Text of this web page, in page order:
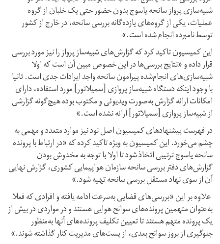
شبیه‌سازی پرواز سانحه یاسوج بدون حضور حتی یک خلبان از گروه
عملیات، یکی از گروه‌های یازده‌گانه بررسی سانحه، در خارج از کشور
توسط نامبرده انجام شده است.»
این کمیسیون تاکید کرد که گزارش‌های شبیه‌ساز پرواز را نیز مورد بررسی
قرار داده و «نتایج بررسی‌ها در این خصوص مبین آن است که اولا
شبیه‌سازی‌های انجام‌شده پیرامون سانحه واجد ایرادات جدی است. ثانیا
با وجود اینکه دستگاه شبیه‌ساز پروازی [سمیلاتور] مورد استفاده، دارای
امکانات ارائه گزارش به‌صورت ویدیوئی و مکتوب بوده هیچ‌گونه گزارشی
از شبیه‌ساز پروازی [سمیلاتور] ارائه نشده است.»
در فهرست پیشنهادهای کمیسیون اصل نود نیز موارد متعدد و مهمی به
چشم می‌خورد. این کمیسیون به ویژه تاکید کرده که «در ارتباط با پرونده
سانحه یاسوج ترتیبی اتخاذ شود تا اولا با توجه به مخدوش بودن
گزارش‌های دفتر بررسی سانحه سازمان هواپیمایی کشوری، گزارش نهایی
آن از سوی نهاد مستقل بررسی سانحه تهیه شود.»
علاوه بر این «بررسی‌های قضایی به‌سرعت ادامه یافته و افرادی که فعلا
به‌عنوان متهمین پرونده‌های سوانح هوایی هستند و در مواردی در بیش از
یک پرونده متهم هستند تا تعیین تکلیف پرونده‌های آنها به‌منظور
جلوگیری از بروز سوانح بعدی، از پست‌های مدیریت کنار گذاشته شوند.»